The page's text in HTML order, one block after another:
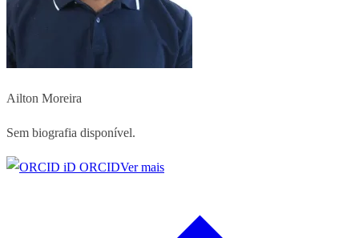
Ailton Moreira
Sem biografia disponível.
ORCIDVer mais